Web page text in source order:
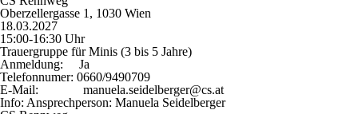
Oberzellergasse 1, 1030 Wien
18.03.2027
15:00-16:30 Uhr
Trauergruppe für Minis (3 bis 5 Jahre)
Anmeldung: Ja
Telefonnumer: 0660/9490709
E-Mail:
manuela.seidelberger@cs.at
Info: Ansprechperson: Manuela Seidelberger